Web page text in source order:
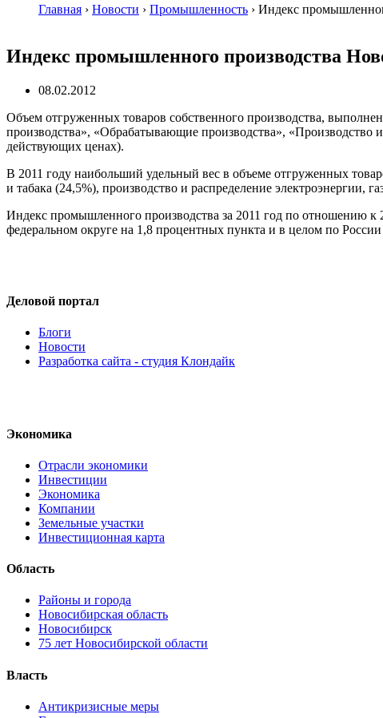
Главная › Новости › Промышленность › Индекс
Индекс промышленного производства
08.02.2012
Объем отгруженных товаров собственного производства,
производства», «Обрабатывающие производства», «Производство
действующих ценах).
В 2011 году наибольший удельный вес в объеме отгруженных
и табака (24,5%), производство и распределение электроэнергии,
Индекс промышленного производства за 2011 год по отношению
федеральном округе на 1,8 процентных пункта и в целом по
Деловой портал
Блоги
Новости
Разработка сайта - студия Клондайк
Экономика
Отрасли экономики
Инвестиции
Экономика
Компании
Земельные участки
Инвестиционная карта
Область
Районы и города
Новосибирская область
Новосибирск
75 лет Новосибирской области
Власть
Антикризисные меры